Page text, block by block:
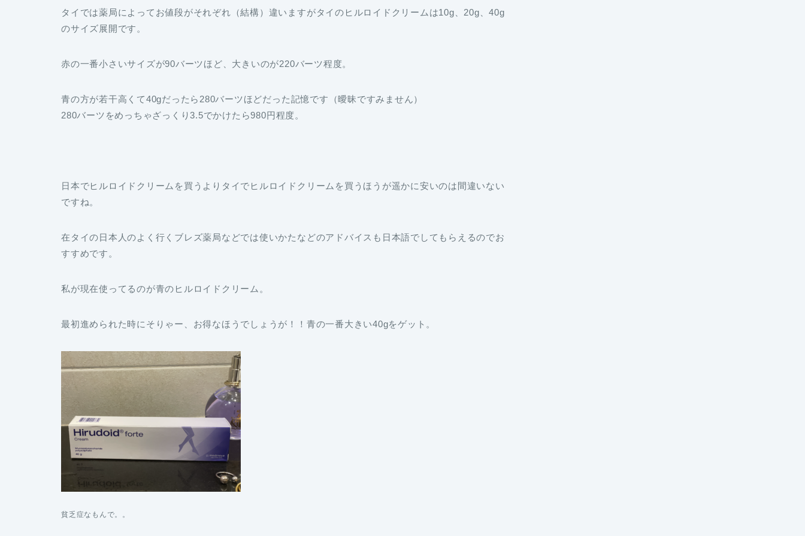
タイでは薬局によってお値段がそれぞれ（結構）違いますがタイのヒルロイドクリームは10g、20g、40g
のサイズ展開です。
赤の一番小さいサイズが90バーツほど、大きいのが220バーツ程度。
青の方が若干高くて40gだったら280バーツほどだった記憶です（曖昧ですみません）
280バーツをめっちゃざっくり3.5でかけたら980円程度。
日本でヒルロイドクリームを買うよりタイでヒルロイドクリームを買うほうが遥かに安いのは間違いない
ですね。
在タイの日本人のよく行くブレズ薬局などでは使いかたなどのアドバイスも日本語でしてもらえるのでお
すすめです。
私が現在使ってるのが青のヒルロイドクリーム。
最初進められた時にそりゃー、お得なほうでしょうが！！青の一番大きい40gをゲット。
貧乏症なもんで。。